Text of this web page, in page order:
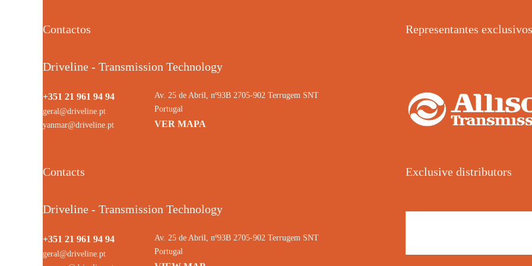
Contactos
Driveline - Transmission Technology
+351 21 961 94 94
geral@driveline.pt
yanmar@driveline.pt
Av. 25 de Abril, nº93B 2705-902 Terrugem SNT
Portugal
VER MAPA
Representantes exclusivos
Contacts
Driveline - Transmission Technology
+351 21 961 94 94
geral@driveline.pt
Av. 25 de Abril, nº93B 2705-902 Terrugem SNT
Portugal
Exclusive distributors